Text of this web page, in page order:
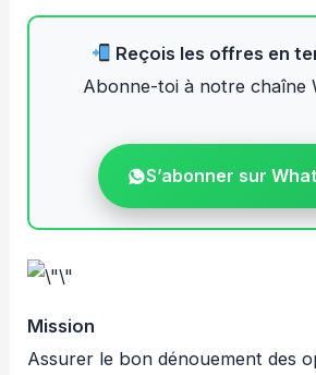
Reçois les offres en
Abonne-toi à notre chaîne
S’abonner sur
Mission
Assurer le bon dénouement des